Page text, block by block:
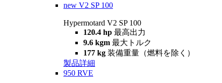
new V2 SP 100
Hypermotard V2 SP 100
120.4 hp 最高出力
9.6 kgm 最大トルク
177 kg 装備重量（燃料を除く）
製品詳細
950 RVE